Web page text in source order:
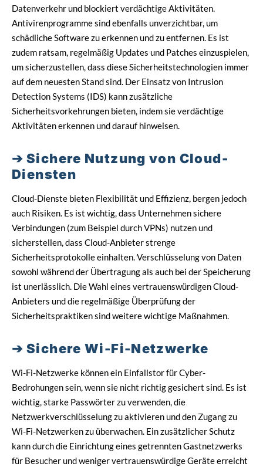
Datenverkehr und blockiert verdächtige Aktivitäten.
Antivirenprogramme sind ebenfalls unverzichtbar, um
schädliche Software zu erkennen und zu entfernen. Es ist
zudem ratsam, regelmäßig Updates und Patches einzuspielen,
um sicherzustellen, dass diese Sicherheitstechnologien immer
auf dem neuesten Stand sind. Der Einsatz von Intrusion
Detection Systems (IDS) kann zusätzliche
Sicherheitsvorkehrungen bieten, indem sie verdächtige
Aktivitäten erkennen und darauf hinweisen.
Sichere Nutzung von Cloud-
Diensten
Cloud-Dienste bieten Flexibilität und Effizienz, bergen jedoch
auch Risiken. Es ist wichtig, dass Unternehmen sichere
Verbindungen (zum Beispiel durch VPNs) nutzen und
sicherstellen, dass Cloud-Anbieter strenge
Sicherheitsprotokolle einhalten. Verschlüsselung von Daten
sowohl während der Übertragung als auch bei der Speicherung
ist unerlässlich. Die Wahl eines vertrauenswürdigen Cloud-
Anbieters und die regelmäßige Überprüfung der
Sicherheitspraktiken sind weitere wichtige Maßnahmen.
Sichere Wi-Fi-Netzwerke
Wi-Fi-Netzwerke können ein Einfallstor für Cyber-
Bedrohungen sein, wenn sie nicht richtig gesichert sind. Es ist
wichtig, starke Passwörter zu verwenden, die
Netzwerkverschlüsselung zu aktivieren und den Zugang zu
Wi-Fi-Netzwerken zu überwachen. Ein zusätzlicher Schutz
kann durch die Einrichtung eines getrennten Gastnetzwerks
für Besucher und weniger vertrauenswürdige Geräte erreicht